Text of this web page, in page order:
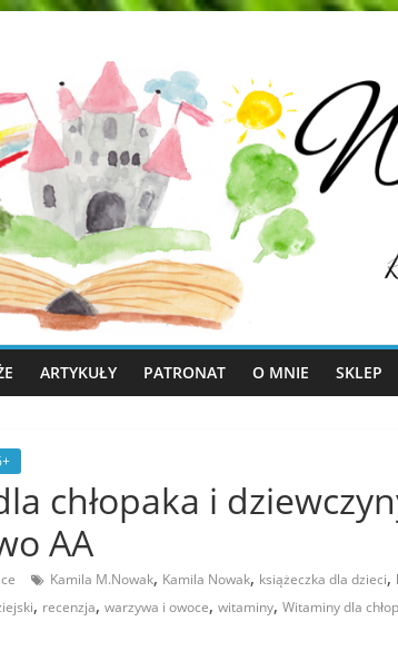
ARTYKUŁY PATRONAT O MNIE SKLEP
chłopaka i
AA
Kamila M.Nowak, Kamila Nowak, książeczka dla dzieci,
, recenzja, warzywa i owoce, witaminy, Witaminy dla